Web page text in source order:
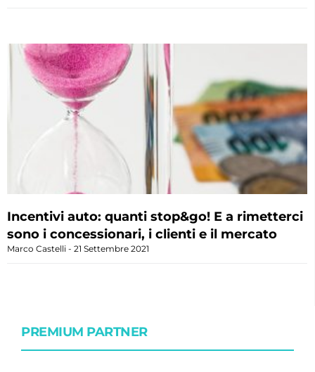
Incentivi auto: quanti stop&go! E a rimetterci
sono i concessionari, i clienti e il mercato
Marco Castelli 21 Settembre 2021
PREMIUM PARTNER